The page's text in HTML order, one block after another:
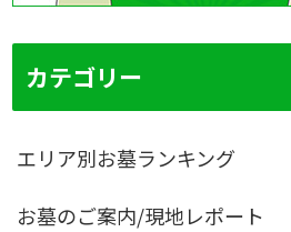
カテゴリー
エリア別お墓ランキング
お墓のご案内/現地レポート